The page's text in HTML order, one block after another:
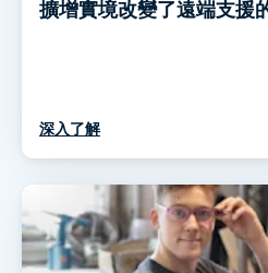
擴增實境改變了遠端支援
深入了解